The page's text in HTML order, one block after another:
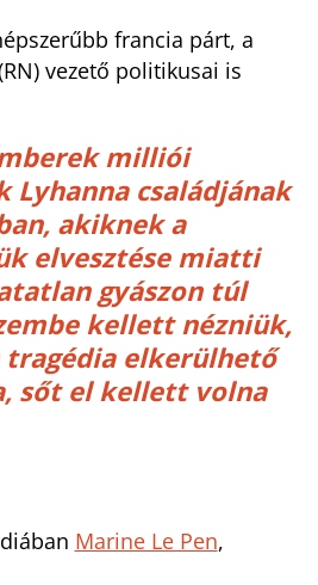
francia párt, a
vezető politikusai is
milliói
Lyhanna családjának
akiknek a
elvesztése miatti
gyászon túl
kellett nézniük,
tragédia elkerülhető
sőt el kellett volna
Marine Le Pen,